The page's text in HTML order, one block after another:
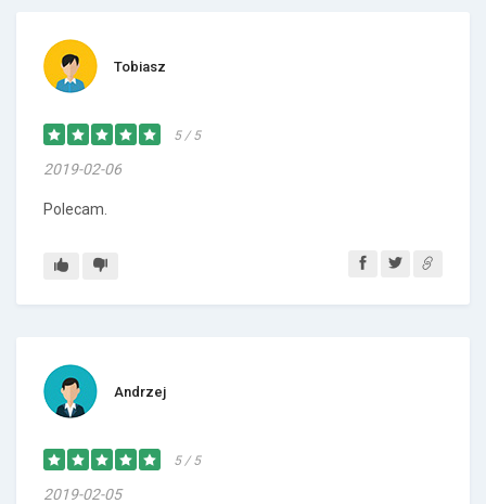
Tobiasz
5 / 5
2019-02-06
Polecam.
Andrzej
5 / 5
2019-02-05